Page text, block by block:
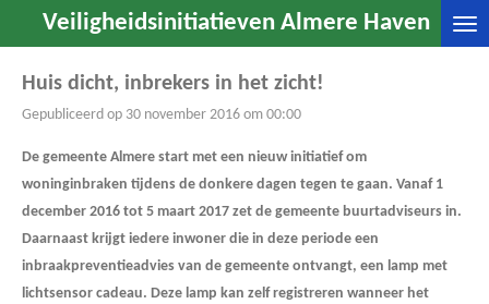
direct
naar
Veiligheidsinitiatieven Almere Haven
Huis dicht, inbrekers in het zicht!
Gepubliceerd op 30 november 2016 om 00:00
De gemeente Almere start met een nieuw initiatief om
woninginbraken tijdens de donkere dagen tegen te gaan. Vanaf 1
december 2016 tot 5 maart 2017 zet de gemeente buurtadviseurs in.
Daarnaast krijgt iedere inwoner die in deze periode een
inbraakpreventieadvies van de gemeente ontvangt, een lamp met
lichtsensor cadeau. Deze lamp kan zelf registreren wanneer het